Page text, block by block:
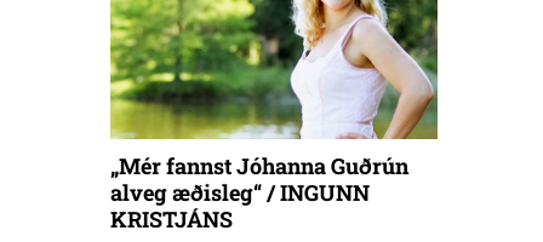
„Mér fannst Jóhanna Guðrún
alveg æðisleg“ / INGUNN
KRISTJÁNS